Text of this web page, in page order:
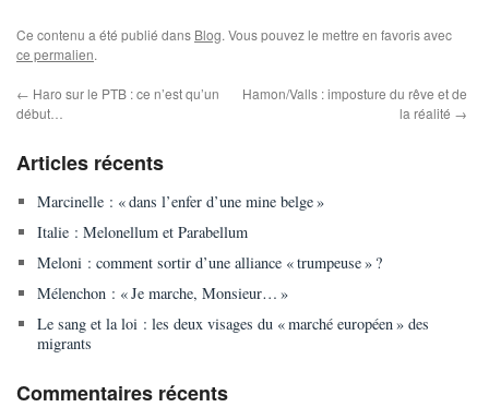
Ce contenu a été publié dans Blog. Vous pouvez le mettre en favoris avec
ce permalien.
← Haro sur le PTB : ce n’est qu’un
début…
Hamon/Valls : imposture du rêve et de
la réalité →
Articles récents
Marcinelle : « dans l’enfer d’une mine belge »
Italie : Melonellum et Parabellum
Meloni : comment sortir d’une alliance « trumpeuse » ?
Mélenchon : « Je marche, Monsieur… »
Le sang et la loi : les deux visages du « marché européen » des
migrants
Commentaires récents